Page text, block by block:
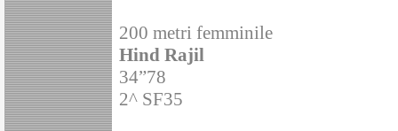
200 metri femminile
Hind Rajil
34”78
2^ SF35